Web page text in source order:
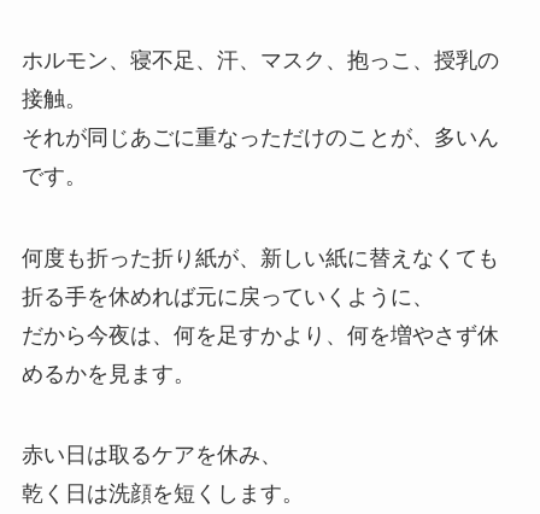
ホルモン、寝不足、汗、マスク、抱っこ、授乳の
接触。
それが同じあごに重なっただけのことが、多いん
です。
何度も折った折り紙が、新しい紙に替えなくても
折る手を休めれば元に戻っていくように、
だから今夜は、何を足すかより、何を増やさず休
めるかを見ます。
赤い日は取るケアを休み、
乾く日は洗顔を短くします。